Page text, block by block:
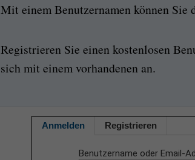
Mit einem Benutzernamen können Sie
Registrieren Sie einen kostenlosen
sich mit einem vorhandenen an.
Anmelden Registrieren
Benutzername oder Email-